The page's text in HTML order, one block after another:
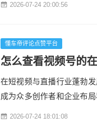
中，计算机需...
2026-07-24 20:00:56
懂车帝评论点赞平台
怎么查看视频号的
在短视频与直播行业蓬勃
成为众多创作者和企业布
2026-07-24 18:01:08